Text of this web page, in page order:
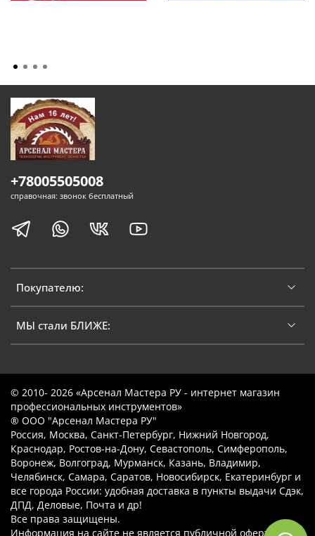
Покупателю:
МЫ стали БЛИЖЕ:
+78005505008
справочная: звонок бесплатный
© 2010- 2026 «Арсенал Мастера РУ - интернет магазин
профессиональных инструментов»
® ООО "Арсенал Мастера РУ"
Россия, Москва, Санкт-Петербург, Нижний Новгород,
Краснодар, Ростов-на-Дону, Севастополь, Симферополь,
Воронеж, Волгоград, Мурманск, Казань, Владимир,
Челябинск, Самара, Саратов, Новосибирск, Екатеринбург и
все города России: удобная доставка в пункты выдачи Сдэк,
ДПД, Деловые, Почта и др!
Все права защищены.